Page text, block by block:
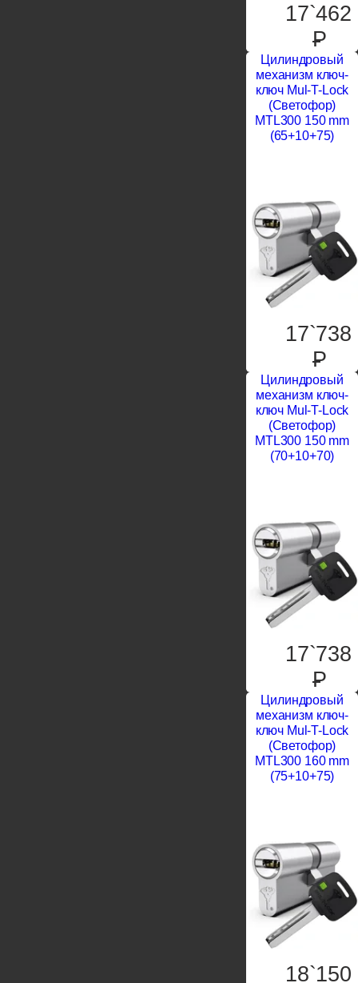
17`462
P
Цилиндровый
механизм ключ-
ключ Mul-T-Lock
(Светофор)
MTL300 150 mm
(65+10+75)
17`738
P
Цилиндровый
механизм ключ-
ключ Mul-T-Lock
(Светофор)
MTL300 150 mm
(70+10+70)
17`738
P
Цилиндровый
механизм ключ-
ключ Mul-T-Lock
(Светофор)
MTL300 160 mm
(75+10+75)
18`150